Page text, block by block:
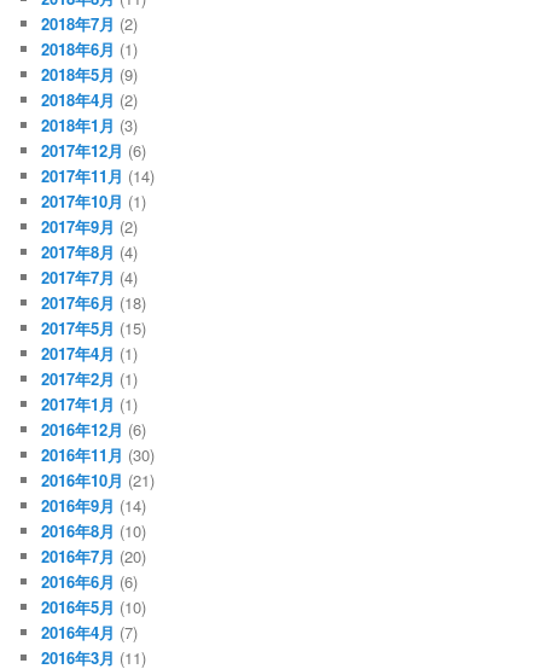
2018年7月 (2)
2018年6月 (1)
2018年5月 (9)
2018年4月 (2)
2018年1月 (3)
2017年12月 (6)
2017年11月 (14)
2017年10月 (1)
2017年9月 (2)
2017年8月 (4)
2017年7月 (4)
2017年6月 (18)
2017年5月 (15)
2017年4月 (1)
2017年2月 (1)
2017年1月 (1)
2016年12月 (6)
2016年11月 (30)
2016年10月 (21)
2016年9月 (14)
2016年8月 (10)
2016年7月 (20)
2016年6月 (6)
2016年5月 (10)
2016年4月 (7)
2016年3月 (11)